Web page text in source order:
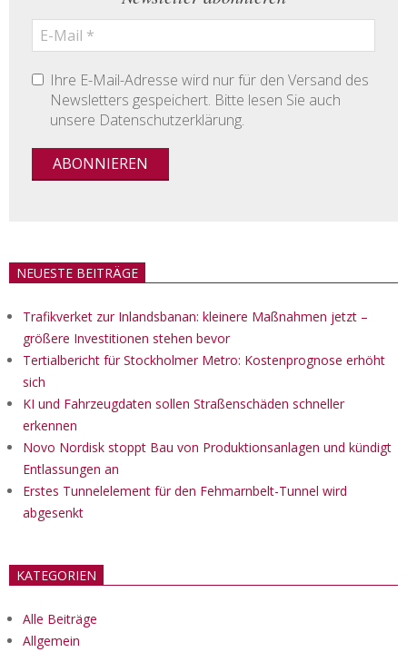
Ihre E-Mail-Adresse wird nur für den Versand des
Newsletters gespeichert. Bitte lesen Sie auch
unsere Datenschutzerklärung.
NEUESTE BEITRÄGE
Trafikverket zur Inlandsbanan: kleinere Maßnahmen jetzt –
größere Investitionen stehen bevor
Tertialbericht für Stockholmer Metro: Kostenprognose erhöht
sich
KI und Fahrzeugdaten sollen Straßenschäden schneller
erkennen
Novo Nordisk stoppt Bau von Produktionsanlagen und kündigt
Entlassungen an
Erstes Tunnelelement für den Fehmarnbelt-Tunnel wird
abgesenkt
KATEGORIEN
Alle Beiträge
Allgemein